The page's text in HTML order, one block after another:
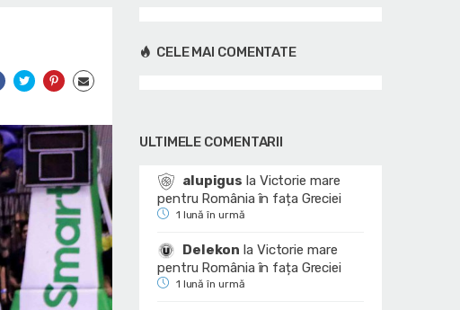
CELE MAI COMENTATE
ULTIMELE COMENTARII
alupigus la Victorie mare
pentru România în fața Greciei
1 lună în urmă
Delekon la Victorie mare
pentru România în fața Greciei
1 lună în urmă